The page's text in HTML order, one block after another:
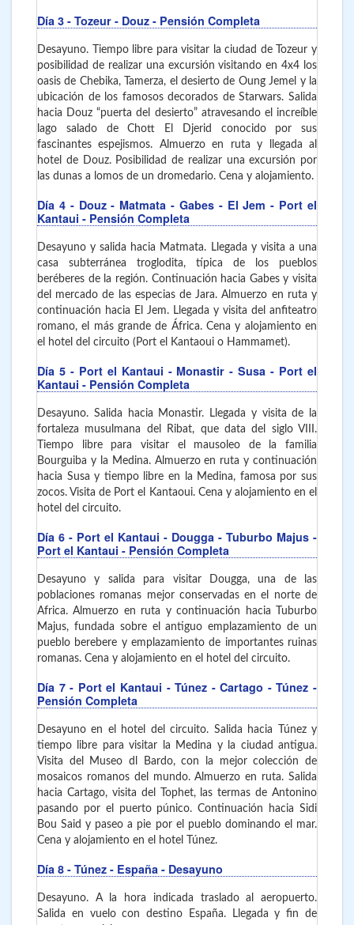
Día 3 - Tozeur - Douz - Pensión Completa
Desayuno. Tiempo libre para visitar la ciudad de Tozeur y
posibilidad de realizar una excursión visitando en 4x4 los
oasis de Chebika, Tamerza, el desierto de Oung Jemel y la
ubicación de los famosos decorados de Starwars. Salida
hacia Douz “puerta del desierto” atravesando el increíble
lago salado de Chott El Djerid conocido por sus
fascinantes espejismos. Almuerzo en ruta y llegada al
hotel de Douz. Posibilidad de realizar una excursión por
las dunas a lomos de un dromedario. Cena y alojamiento.
Día 4 - Douz - Matmata - Gabes - El Jem - Port el
Kantaui - Pensión Completa
Desayuno y salida hacia Matmata. Llegada y visita a una
casa subterránea troglodita, típica de los pueblos
beréberes de la región. Continuación hacia Gabes y visita
del mercado de las especias de Jara. Almuerzo en ruta y
continuación hacia El Jem. Llegada y visita del anfiteatro
romano, el más grande de África. Cena y alojamiento en
el hotel del circuito (Port el Kantaoui o Hammamet).
Día 5 - Port el Kantaui - Monastir - Susa - Port el
Kantaui - Pensión Completa
Desayuno. Salida hacia Monastir. Llegada y visita de la
fortaleza musulmana del Ribat, que data del siglo VIII.
Tiempo libre para visitar el mausoleo de la familia
Bourguiba y la Medina. Almuerzo en ruta y continuación
hacia Susa y tiempo libre en la Medina, famosa por sus
zocos. Visita de Port el Kantaoui. Cena y alojamiento en el
hotel del circuito.
Día 6 - Port el Kantaui - Dougga - Tuburbo Majus -
Port el Kantaui - Pensión Completa
Desayuno y salida para visitar Dougga, una de las
poblaciones romanas mejor conservadas en el norte de
Africa. Almuerzo en ruta y continuación hacia Tuburbo
Majus, fundada sobre el antiguo emplazamiento de un
pueblo berebere y emplazamiento de importantes ruinas
romanas. Cena y alojamiento en el hotel del circuito.
Día 7 - Port el Kantaui - Túnez - Cartago - Túnez-
Pensión Completa
Desayuno en el hotel del circuito. Salida hacia Túnez y
tiempo libre para visitar la Medina y la ciudad antigua.
Visita del Museo dl Bardo, con la mejor colección de
mosaicos romanos del mundo. Almuerzo en ruta. Salida
hacia Cartago, visita del Tophet, las termas de Antonino
pasando por el puerto púnico. Continuación hacia Sidi
Bou Said y paseo a pie por el pueblo dominando el mar.
Cena y alojamiento en el hotel Túnez.
Día 8 - Túnez - España - Desayuno
Desayuno. A la hora indicada traslado al aeropuerto.
Salida en vuelo con destino España. Llegada y fin de